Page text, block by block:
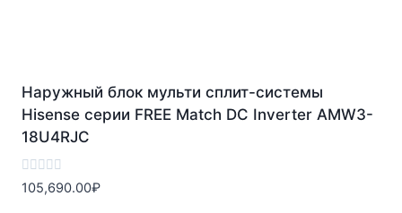
Наружный блок мульти сплит-системы
Hisense серии FREE Match DC Inverter AMW3-
18U4RJС
Оценка
0
105,690.00₽